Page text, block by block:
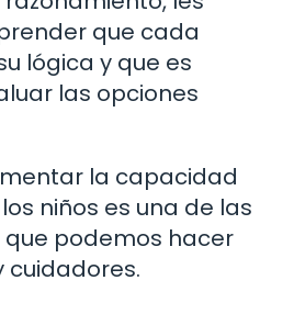
que cada
lógica y que es
las opciones
la capacidad
niños es una de las
podemos hacer
cuidadores.